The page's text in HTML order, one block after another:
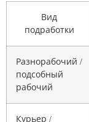
Вид
подработки
Разнорабочий /
подсобный
рабочий
Курьер /